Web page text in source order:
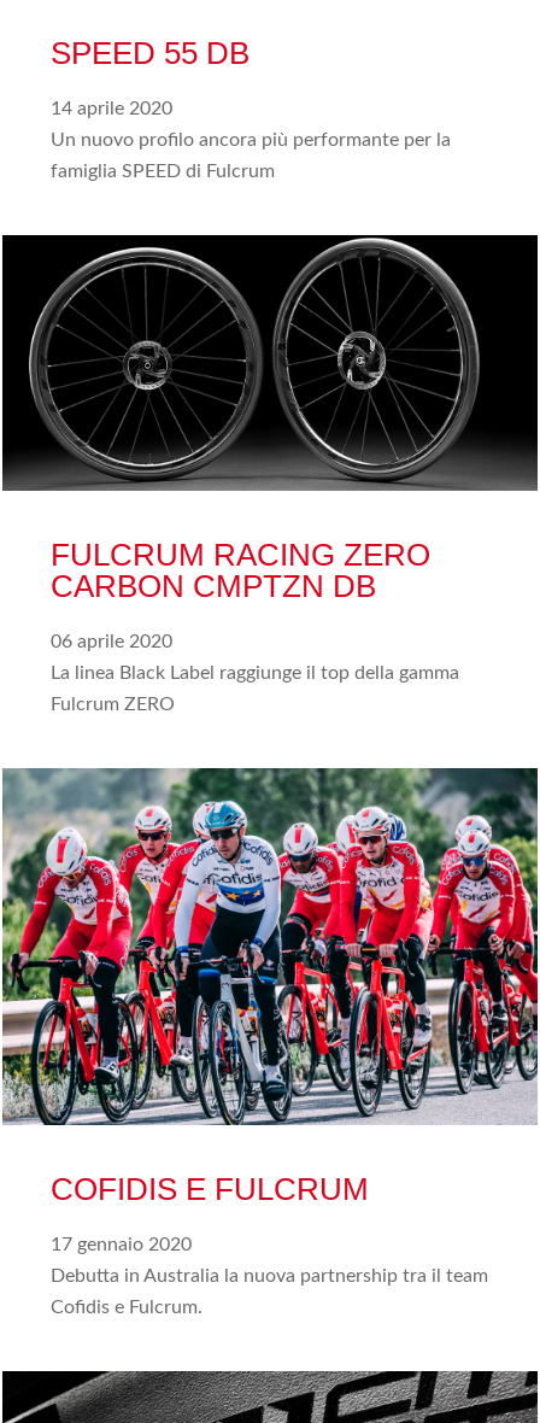
SPEED 55 DB
14 aprile 2020
Un nuovo profilo ancora più performante per la
famiglia SPEED di Fulcrum
FULCRUM RACING ZERO
CARBON CMPTZN DB
06 aprile 2020
La linea Black Label raggiunge il top della gamma
Fulcrum ZERO
COFIDIS E FULCRUM
17 gennaio 2020
Debutta in Australia la nuova partnership tra il team
Cofidis e Fulcrum.